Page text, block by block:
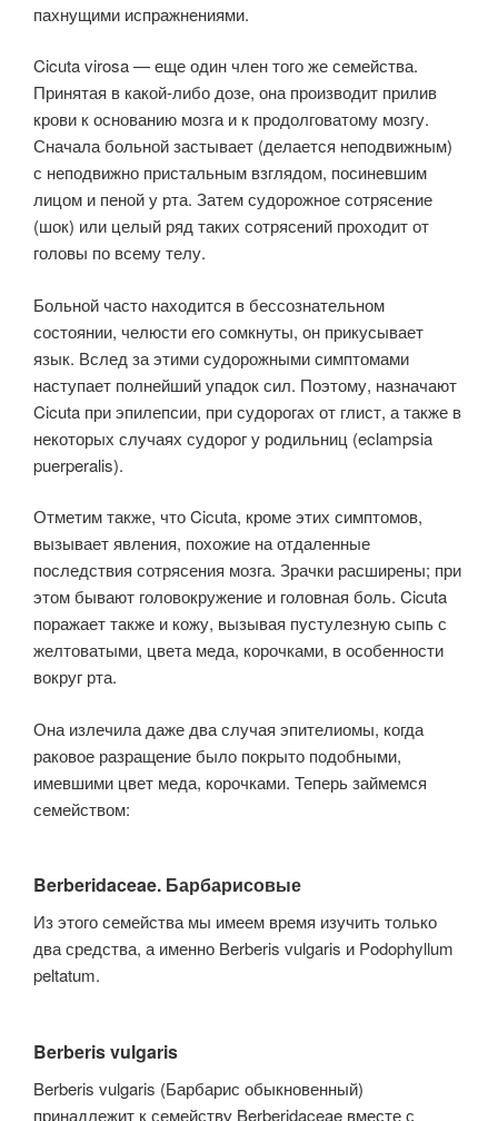
пахнущими испражнениями.
Cicuta virosa — еще один член того же семейства.
Принятая в какой-либо дозе, она производит прилив
крови к основанию мозга и к продолговатому мозгу.
Сначала больной застывает (делается неподвижным)
с неподвижно пристальным взглядом, посиневшим
лицом и пеной у рта. Затем судорожное сотрясение
(шок) или целый ряд таких сотрясений проходит от
головы по всему телу.
Больной часто находится в бессознательном
состоянии, челюсти его сомкнуты, он прикусывает
язык. Вслед за этими судорожными симптомами
наступает полнейший упадок сил. Поэтому, назначают
Cicuta при эпилепсии, при судорогах от глист, а также в
некоторых случаях судорог у родильниц (eclampsia
puerperalis).
Отметим также, что Cicuta, кроме этих симптомов,
вызывает явления, похожие на отдаленные
последствия сотрясения мозга. Зрачки расширены; при
этом бывают головокружение и головная боль. Cicuta
поражает также и кожу, вызывая пустулезную сыпь с
желтоватыми, цвета меда, корочками, в особенности
вокруг рта.
Она излечила даже два случая эпителиомы, когда
раковое разращение было покрыто подобными,
имевшими цвет меда, корочками. Теперь займемся
семейством:
Berberidaceae. Барбарисовые
Из этого семейства мы имеем время изучить только
два средства, а именно Berberis vulgaris и Podophyllum
peltatum.
Berberis vulgaris
Berberis vulgaris (Барбарис обыкновенный)
принадлежит к семейству Berberidaceae вместе с